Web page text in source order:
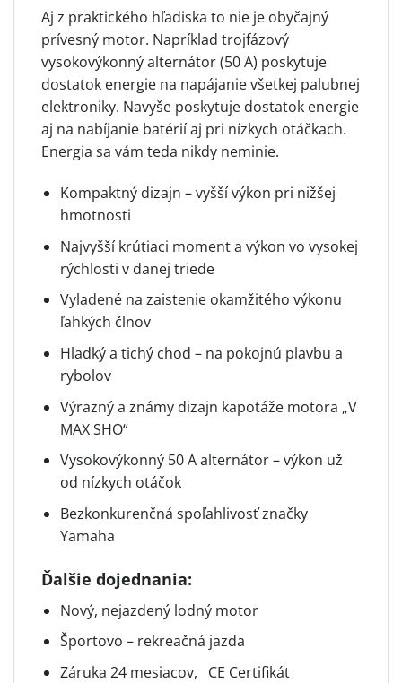
Aj z praktického hľadiska to nie je obyčajný
prívesný motor. Napríklad trojfázový
vysokovýkonný alternátor (50 A) poskytuje
dostatok energie na napájanie všetkej palubnej
elektroniky. Navyše poskytuje dostatok energie
aj na nabíjanie batérií aj pri nízkych otáčkach.
Energia sa vám teda nikdy neminie.
Kompaktný dizajn – vyšší výkon pri nižšej
hmotnosti
Najvyšší krútiaci moment a výkon vo vysokej
rýchlosti v danej triede
Vyladené na zaistenie okamžitého výkonu
ľahkých člnov
Hladký a tichý chod – na pokojnú plavbu a
rybolov
Výrazný a známy dizajn kapotáže motora „V
MAX SHO“
Vysokovýkonný 50 A alternátor – výkon už
od nízkych otáčok
Bezkonkurenčná spoľahlivosť značky
Yamaha
Ďalšie dojednania:
Nový, nejazdený lodný motor
Športovo – rekreačná jazda
Záruka 24 mesiacov, CE Certifikát